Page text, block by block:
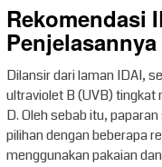
Rekomendasi
Penjelasannya
Dilansir dari laman IDAI,
ultraviolet B (UVB)
D. Oleh sebab itu,
pilihan dengan beberapa
menggunakan pakaian